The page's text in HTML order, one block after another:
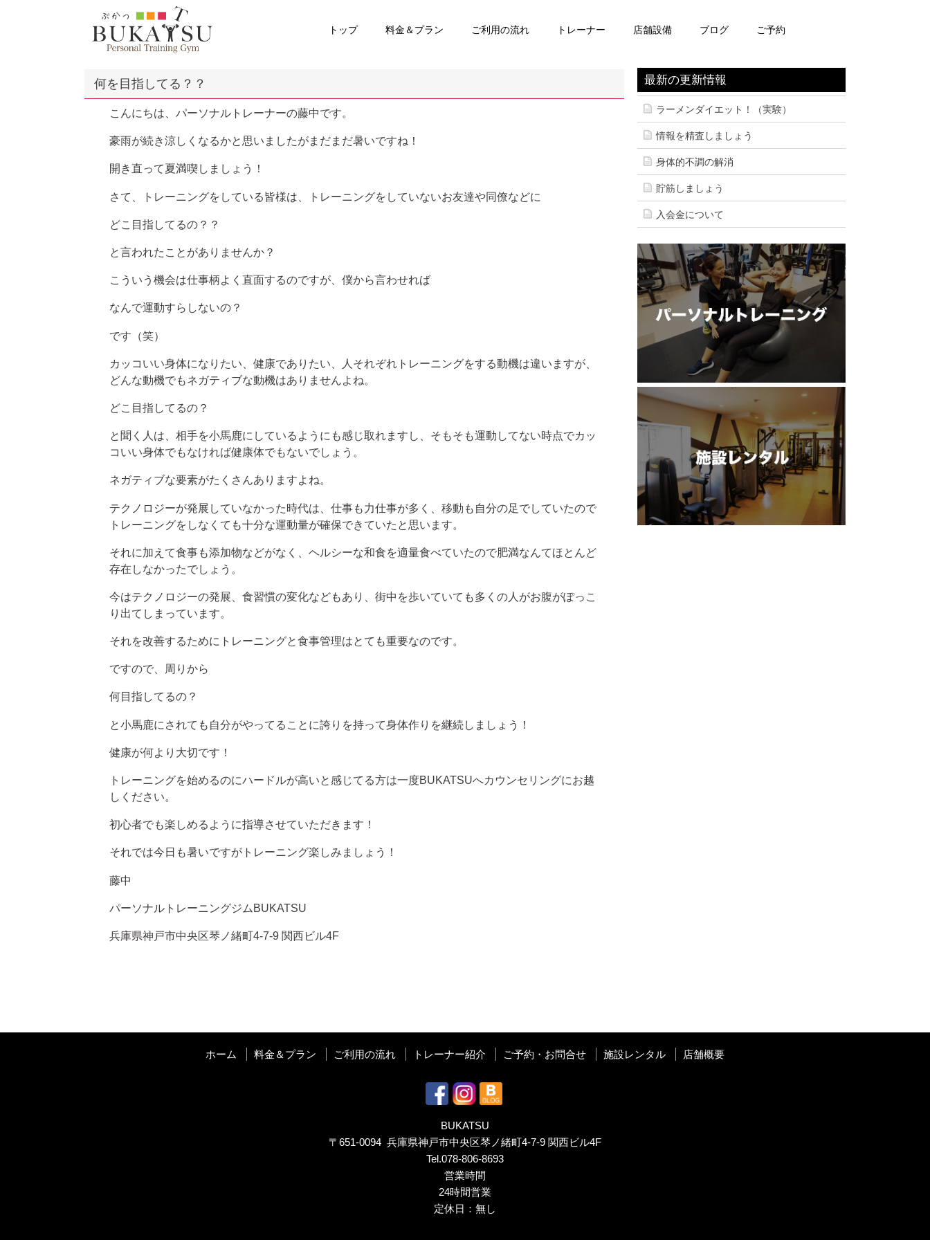
トップ 料金＆プラン ご利用の流れ トレーナー 店舗設備 ブログ ご予約
何を目指してる？？
こんにちは、パーソナルトレーナーの藤中です。
豪雨が続き涼しくなるかと思いましたがまだまだ暑いですね！
開き直って夏満喫しましょう！
さて、トレーニングをしている皆様は、トレーニングをしていないお友達や同僚などに
どこ目指してるの？？
と言われたことがありませんか？
こういう機会は仕事柄よく直面するのですが、僕から言わせれば
なんで運動すらしないの？
です（笑）
カッコいい身体になりたい、健康でありたい、人それぞれトレーニングをする動機は違いますが、
どんな動機でもネガティブな動機はありませんよね。
どこ目指してるの？
と聞く人は、相手を小馬鹿にしているようにも感じ取れますし、そもそも運動してない時点でカッ
コいい身体でもなければ健康体でもないでしょう。
ネガティブな要素がたくさんありますよね。
テクノロジーが発展していなかった時代は、仕事も力仕事が多く、移動も自分の足でしていたので
トレーニングをしなくても十分な運動量が確保できていたと思います。
それに加えて食事も添加物などがなく、ヘルシーな和食を適量食べていたので肥満なんてほとんど
存在しなかったでしょう。
今はテクノロジーの発展、食習慣の変化などもあり、街中を歩いていても多くの人がお腹がぽっこ
り出てしまっています。
それを改善するためにトレーニングと食事管理はとても重要なのです。
ですので、周りから
何目指してるの？
と小馬鹿にされても自分がやってることに誇りを持って身体作りを継続しましょう！
健康が何より大切です！
トレーニングを始めるのにハードルが高いと感じてる方は一度BUKATSUへカウンセリングにお越
しください。
初心者でも楽しめるように指導させていただきます！
それでは今日も暑いですがトレーニング楽しみましょう！
藤中
パーソナルトレーニングジムBUKATSU
兵庫県神戸市中央区琴ノ緒町4-7-9関西ビル4F
最新の更新情報
ラーメンダイエット！（実験）
情報を精査しましょう
身体的不調の解消
貯筋しましょう
入会金について
ホーム 料金＆プラン ご利用の流れ トレーナー紹介 ご予約・お問合せ 施設レンタル 店舗概要
BUKATSU
〒651-0094 兵庫県神戸市中央区琴ノ緒町4-7-9 関西ビル4F
Tel.078-806-8693
営業時間
24時間営業
定休日：無し